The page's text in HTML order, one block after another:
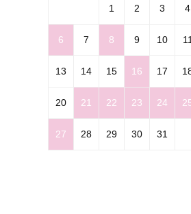
1 2 3 4
6 7 8 9 10 11
13 14 15 16 17
20 21 22 23 24
27 28 29 30 31